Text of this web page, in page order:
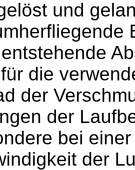
und
die
der
der
bei
der